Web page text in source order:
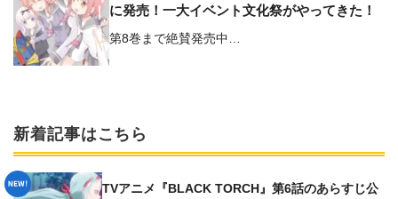
に発売！一大イベント文化祭がやってきた！
第8巻まで絶賛発売中…
新着記事はこちら
TVアニメ『BLACK TORCH』第6話のあらすじ公